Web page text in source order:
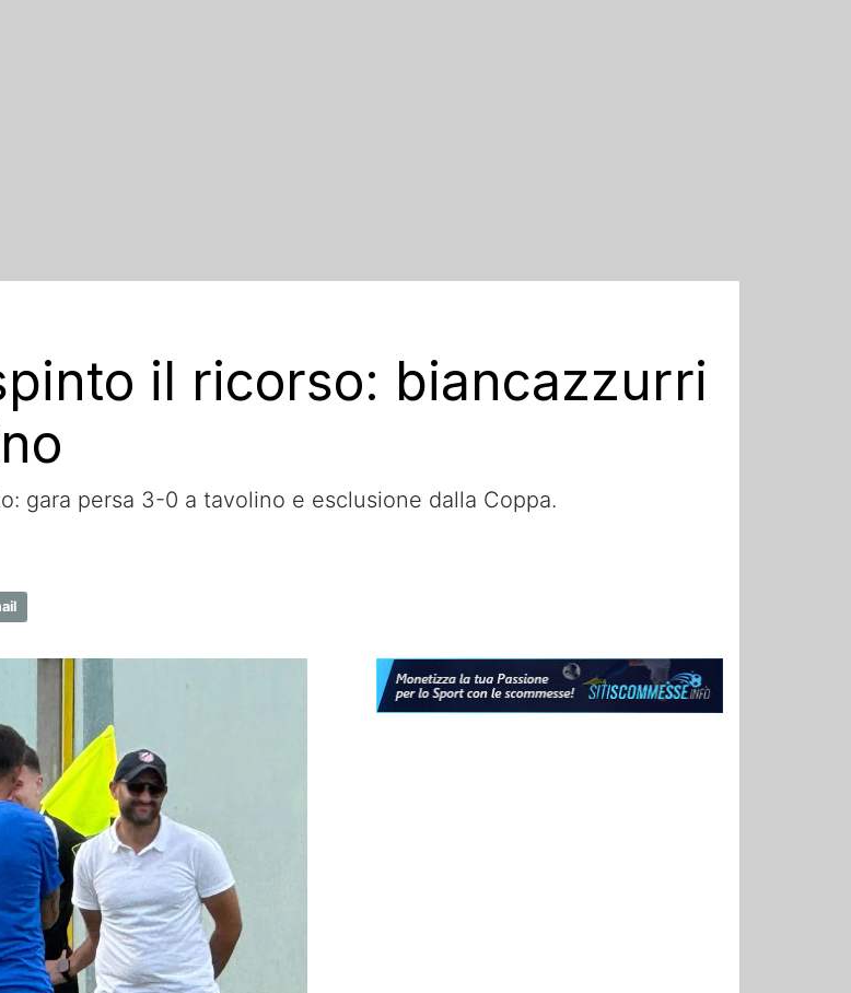
il ricorso: biancazzurri
gara persa 3-0 a tavolino e esclusione dalla Coppa.